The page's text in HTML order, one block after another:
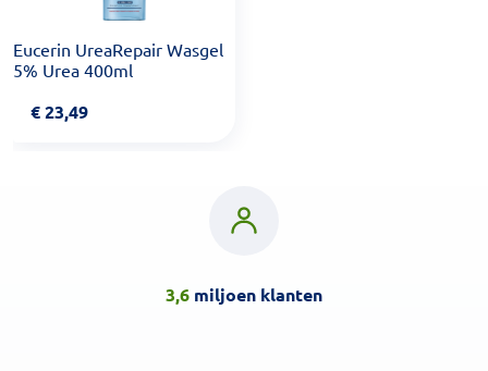
Eucerin UreaRepair Wasgel
5% Urea 400ml
€23,49
3,6miljoen klanten